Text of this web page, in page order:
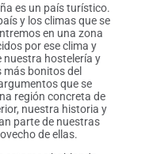
es un país turístico.
y los climas que se
en una zona
por ese clima y
nuestra hostelería y
más bonitos del
que se
región concreta de
nuestra historia y
parte de nuestras
de ellas.